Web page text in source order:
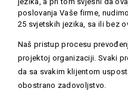
poslovanja Vaše firme,
25 svjetskih jezika, sa ili bez
Naš pristup procesu
projektoj organizaciji. Svaki
da sa svakim klijentom
obostrano zadovoljstvo.